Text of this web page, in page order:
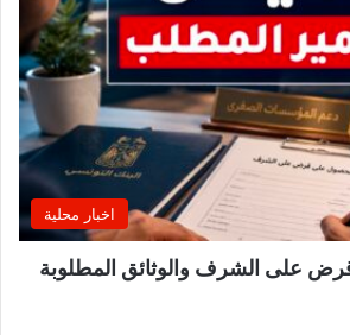
اخبار محلية
على الشرف والوثائق المطلوبة